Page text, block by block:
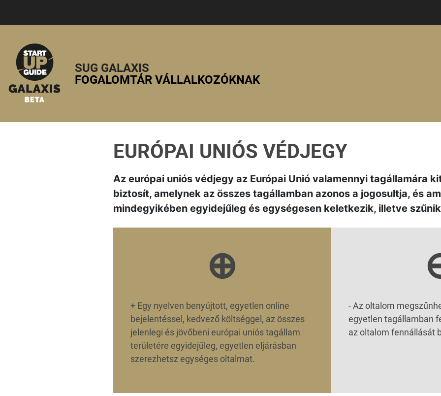
SUG GALAXIS
FOGALOMTÁR VÁLLALKOZÓKNAK
EURÓPAI UNIÓS VÉDJEGY
Az európai uniós védjegy az Európai Unió valamennyi tagállamára
biztosít, amelynek az összes tagállamban azonos a jogosultja, és
mindegyikében egyidejűleg és egységesen keletkezik, illetve
⊕
+ Egy nyelven benyújtott, egyetlen online
bejelentéssel, kedvező költséggel, az összes
jelenlegi és jövőbeni európai uniós tagállam
területére egyidejűleg, egyetlen eljárásban
szerezhetsz egységes oltalmat.
-Az oltalom
egyetlen tagállamban
az oltalom fennállását